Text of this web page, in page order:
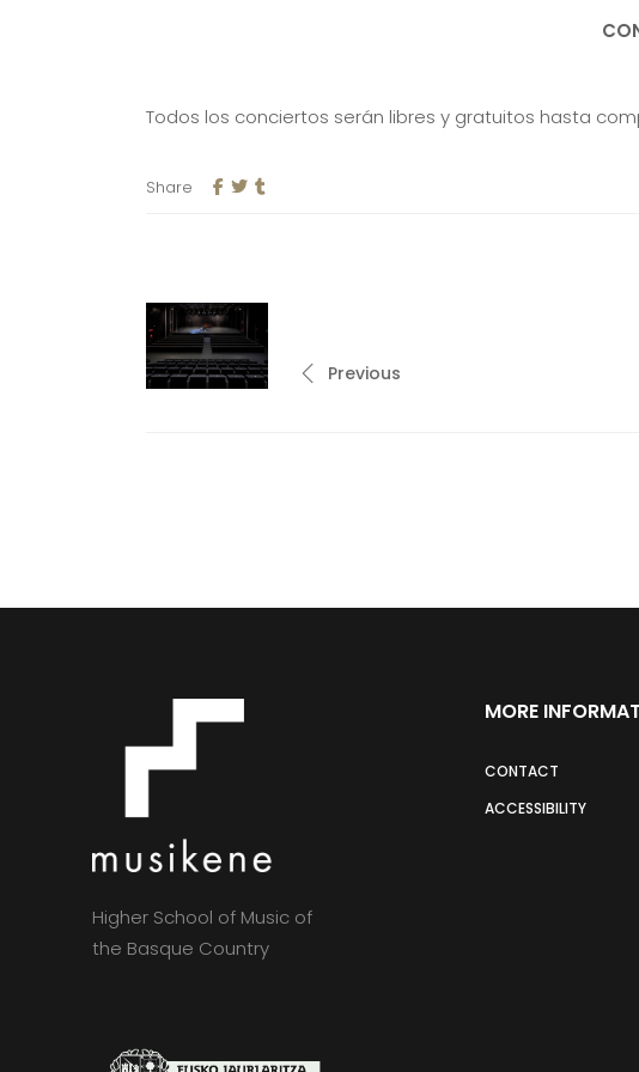
Todos los conciertos serán libres y gratuitos hasta
Share
Previous
Higher School of Music of
the Basque Country
MORE
CONTACT
ACCESSIBILITY